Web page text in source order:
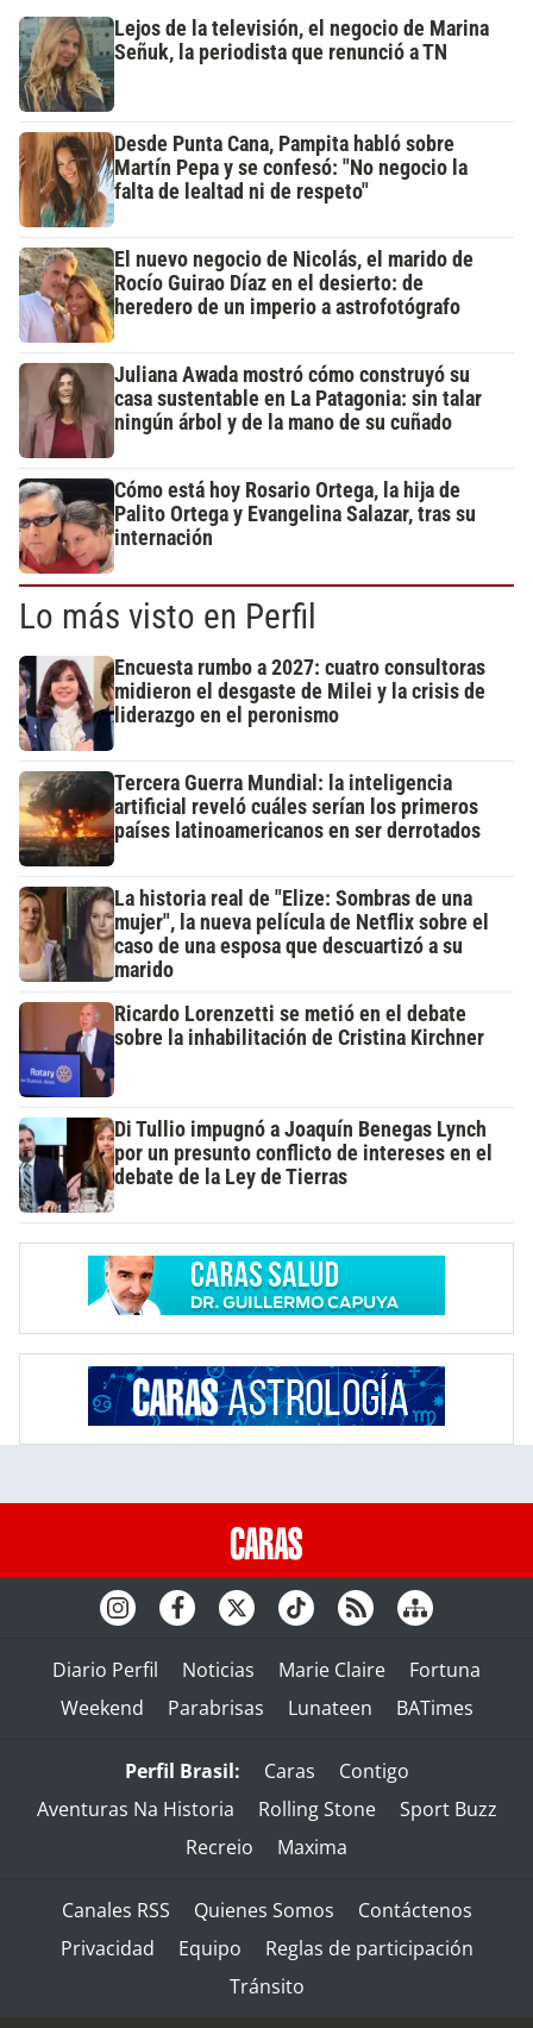
Lejos de la televisión, el negocio de Marina
Señuk, la periodista que renunció a TN
Desde Punta Cana, Pampita habló sobre
Martín Pepa y se confesó: "No negocio la
falta de lealtad ni de respeto"
El nuevo negocio de Nicolás, el marido de
Rocío Guirao Díaz en el desierto: de
heredero de un imperio a astrofotógrafo
Juliana Awada mostró cómo construyó su
casa sustentable en La Patagonia: sin talar
ningún árbol y de la mano de su cuñado
Cómo está hoy Rosario Ortega, la hija de
Palito Ortega y Evangelina Salazar, tras su
internación
Lo más visto en Perfil
Encuesta rumbo a 2027: cuatro consultoras
midieron el desgaste de Milei y la crisis de
liderazgo en el peronismo
Tercera Guerra Mundial: la inteligencia
artificial reveló cuáles serían los primeros
países latinoamericanos en ser derrotados
La historia real de "Elize: Sombras de una
mujer", la nueva película de Netflix sobre el
caso de una esposa que descuartizó a su
marido
Ricardo Lorenzetti se metió en el debate
sobre la inhabilitación de Cristina Kirchner
Di Tullio impugnó a Joaquín Benegas Lynch
por un presunto conflicto de intereses en el
debate de la Ley de Tierras
Diario Perfil Noticias Marie Claire
Fortuna
Weekend
Parabrisas Lunateen BATimes
Perfil Brasil: Caras
Contigo
Aventuras Na Historia
Rolling Stone
Sport Buzz
Recreio
Maxima
Canales RSS Quienes Somos
Contáctenos
Privacidad
Equipo
Reglas de participación
Tránsito